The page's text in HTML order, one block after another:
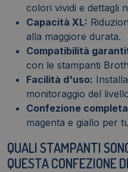
colori vividi e dettagli
Capacità XL:
alla maggiore durata.
Compatibilità
con le stampanti
Facilità d'uso:
monitoraggio del
Confezione
magenta e giallo per
QUALI STAMPANTI
QUESTA CONFEZIONE